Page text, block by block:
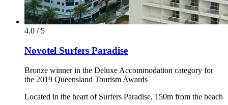
4.0 / 5
Novotel Surfers Paradise
Bronze winner in the Deluxe Accommodation category for
the 2019 Queensland Tourism Awards
Located in the heart of Surfers Paradise, 150m from the beach